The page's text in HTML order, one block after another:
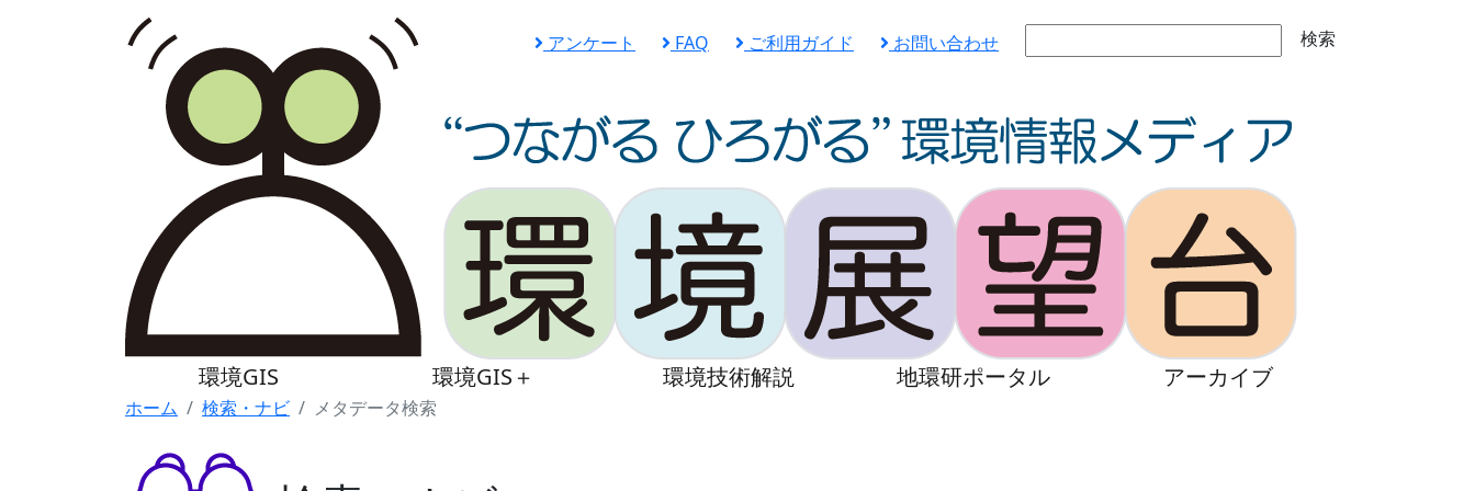
アンケート FAQ ご利用ガイド お問い合わせ 検索
環境GIS 環境GIS＋ 環境技術解説 地環研ポータル アーカイブ
ホーム 検索・ナビ メタデータ検索